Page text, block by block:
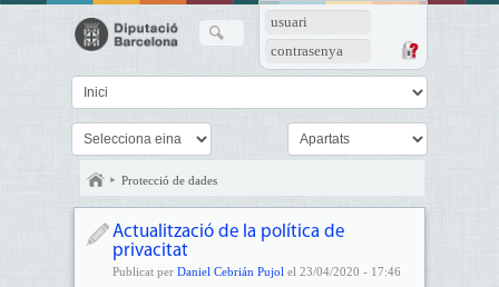
usuari
contrasenya
Protecció de dades
Actualització de la política de
privacitat
Publicat per Daniel Cebrián Pujol el 23/04/2020 - 17:46